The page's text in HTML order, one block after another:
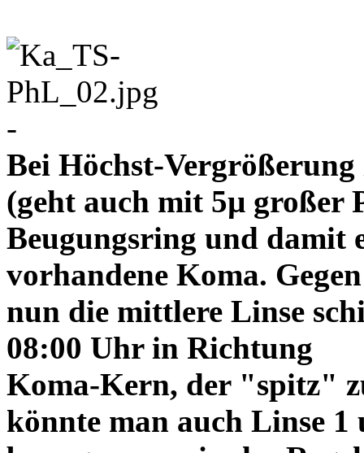
-
Bei Höchst-
(geht auch mit 5µ großer
Beugungsring und damit
vorhandene Koma.
nun die mittlere Linse
08:00 Uhr in Richtung
Koma-Kern, der "spitz"
könnte man auch Linse